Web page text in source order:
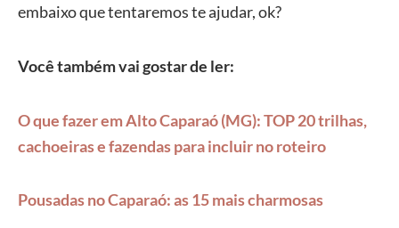
embaixo que tentaremos te ajudar, ok?
Você também vai gostar de ler:
O que fazer em Alto Caparaó (MG): TOP 20 trilhas,
cachoeiras e fazendas para incluir no roteiro
Pousadas no Caparaó: as 15 mais charmosas